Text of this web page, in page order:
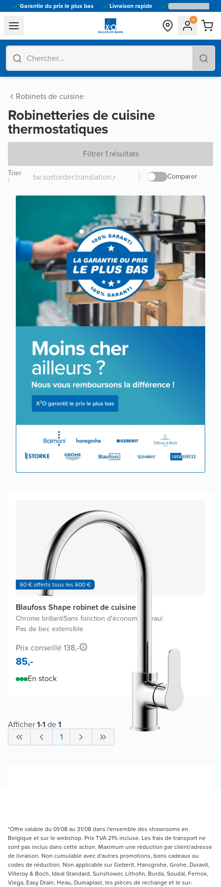
Garantie du prix le plus bas Livraison rapide
general.navigation.toggle_menu.label
Robinets de cuisine
Robinetteries de cuisine
thermostatiques
Filtrer 1 résultats
Comparer
Trier
:
60 € offerts tous les 600 €
Blaufoss Shape robinet de cuisine
Chrome brillant|Sans fonction d'économie d'eau|
Pas de bec extensible
Prix conseillé 138,-
85,-
En stock
Afficher1-1 de1
1
*Offre valable du 01/08 au 31/08 dans l'ensemble des showrooms en
Belgique et sur le webshop. Prix TVA 21% incluse. Les frais de transport ne
sont pas inclus dans cette action. Maximum une réduction par client/adresse
de livraison. Non cumulable avec d'autres promotions, bons cadeaux ou
codes de réduction. Non applicable sur Geberit, Hansgrohe, Grohe, Duravit,
Villeroy & Boch, Ideal Standard, Sunshower, Lithofin, Burda, Soudal, Fernox,
Viega, Easy Drain, Heau, Dumaplast, les pièces de rechange et le sur-